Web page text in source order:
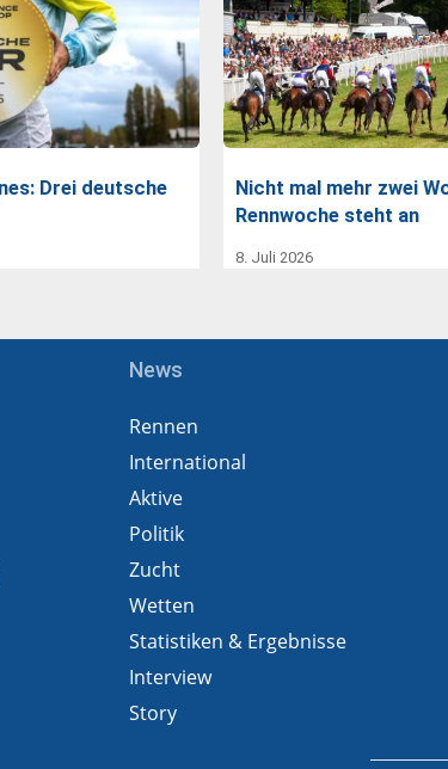
Drei deutsche
Nicht mal mehr zwei
Rennwoche steht an
8. Juli 2026
News
Rennen
International
Aktive
Politik
Zucht
Wetten
Statistiken & Ergebnisse
Interview
Story